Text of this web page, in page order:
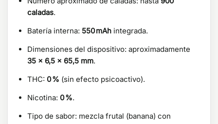
caladas.
Batería interna: 550 mAh integrada.
Dimensiones del dispositivo: aproximadamente
35 × 6,5 × 65,5 mm.
THC: 0 % (sin efecto psicoactivo).
Nicotina: 0 %.
Tipo de sabor: mezcla frutal (banana) con